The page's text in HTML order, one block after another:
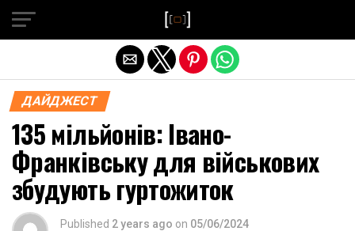
ДАЙДЖЕСТ
135 мільйонів: Івано-
Франківську для військових
збудують гуртожиток
Published 2 years ago on 05/06/2024
Exit mobile version